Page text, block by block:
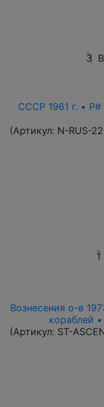
3
СССР 1961 г. •
(Артикул: N-RUS-
1
Вознесения о-в
кораблей
(Артикул: ST-